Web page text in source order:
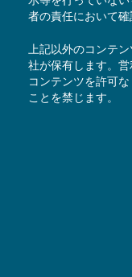
者の責任において確
上記以外のコンテ
社が保有します。
コンテンツを許可
ことを禁じます。